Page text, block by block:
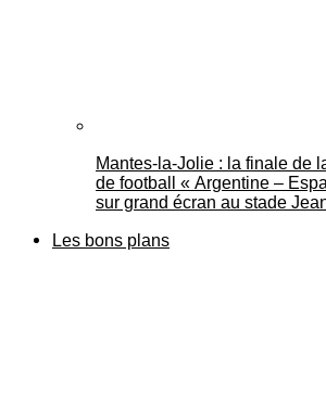
Mantes-la-Jolie : la finale de
de football « Argentine –
sur grand écran au stade
Les bons plans